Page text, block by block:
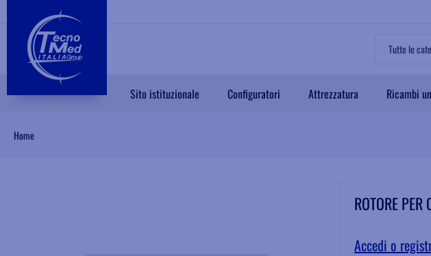
Sito istituzionale Configuratori Attrezzatura Ricambi
Home
ROTORE
Accedi o